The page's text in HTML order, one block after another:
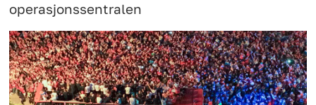
operasjonssentralen